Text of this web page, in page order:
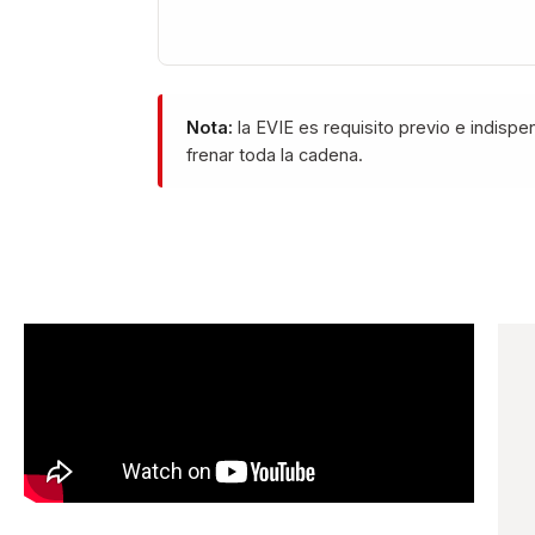
Nota: la EVIE es requisito previo e
frenar toda la cadena.